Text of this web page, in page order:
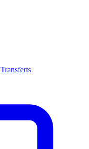
Transferts